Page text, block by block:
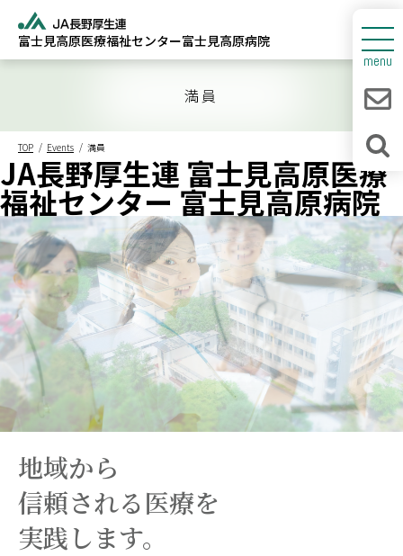
富士見高原医療福祉センター富士見高原病院
センターについて
富士見高原病院
診療所・介護福祉施設
新着情報
採用情報
menu
満員
TOP Events 満員
JA長野厚生連 富士見高原医療
福祉センター 富士見高原病院
地域から
信頼される医療を
実践します。